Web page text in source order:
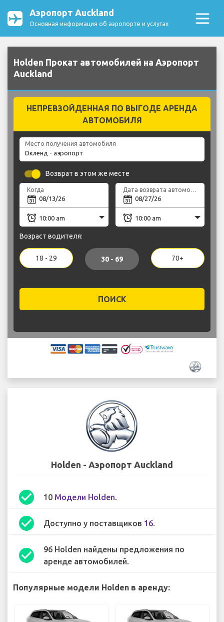
Аэропорт Auckland
Основная информация об аэропорте и услугах
Holden Прокат автомобилей на Аэропорт
Auckland
НЕПРЕВЗОЙДЕННАЯ ПО ВЫГОДЕ АРЕНДА
АВТОМОБИЛЯ
Место получения автомобиля
Возврат в этом же месте
Когда Дата возврата автомобиля
Возраст водителя:
18 - 29 30 - 69 70+
ПОИСК
Holden - Аэропорт Auckland
check_circle 10 Модели Holden.
check_circle Доступно у поставщиков 16.
check_circle
96 Holden найдены предложения по
аренде автомобилей.
Популярные модели Holden в аренду: